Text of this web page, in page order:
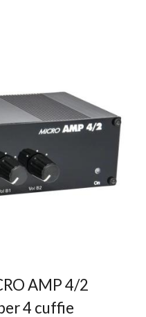
AMP 4/2
4 cuffie